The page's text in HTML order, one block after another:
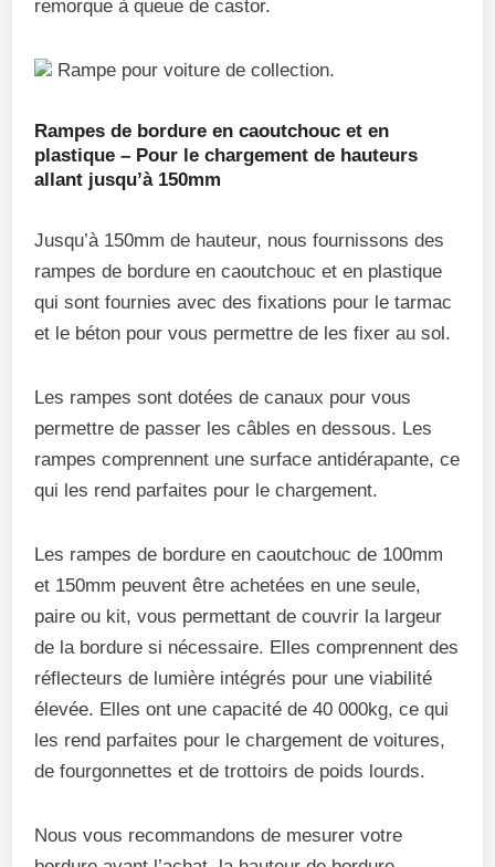
remorque à queue de castor.
Rampe pour voiture de collection.
Rampes de bordure en caoutchouc et en
plastique – Pour le chargement de hauteurs
allant jusqu’à 150mm
Jusqu’à 150mm de hauteur, nous fournissons des
rampes de bordure en caoutchouc et en plastique
qui sont fournies avec des fixations pour le tarmac
et le béton pour vous permettre de les fixer au sol.
Les rampes sont dotées de canaux pour vous
permettre de passer les câbles en dessous. Les
rampes comprennent une surface antidérapante, ce
qui les rend parfaites pour le chargement.
Les rampes de bordure en caoutchouc de 100mm
et 150mm peuvent être achetées en une seule,
paire ou kit, vous permettant de couvrir la largeur
de la bordure si nécessaire. Elles comprennent des
réflecteurs de lumière intégrés pour une viabilité
élevée. Elles ont une capacité de 40 000kg, ce qui
les rend parfaites pour le chargement de voitures,
de fourgonnettes et de trottoirs de poids lourds.
Nous vous recommandons de mesurer votre